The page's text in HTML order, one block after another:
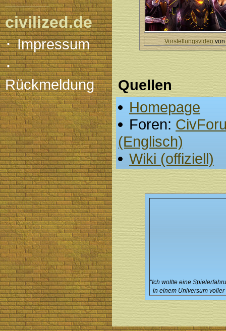
civilized.de
·Impressum
·
Rückmeldung
Vorstellungsvideovon
Quellen
Homepage
Foren:
(Englisch)
Wiki (offiziell)
"Ich wollte eine
in einem Universum